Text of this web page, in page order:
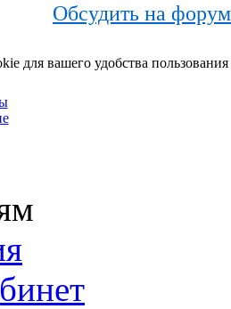
Обсудить на
для вашего удобства